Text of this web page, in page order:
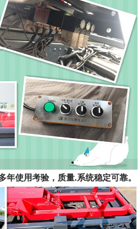
年使用考验，质量.系统稳定可靠。